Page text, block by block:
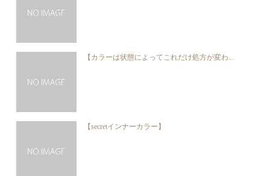
【カラーは状態によってこれだけ処方が変わ...
【secretインナーカラー】